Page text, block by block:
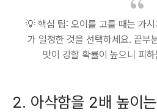
💡 핵심 팁: 오이를 고를 때는 가시
가 일정한 것을 선택하세요. 끝부
맛이 강할 확률이 높으니 피
2. 아삭함을 2배 높이